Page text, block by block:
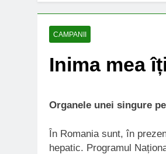
CAMPANII
Inima mea
Organele unei singure
În Romania sunt, în
hepatic. Programul